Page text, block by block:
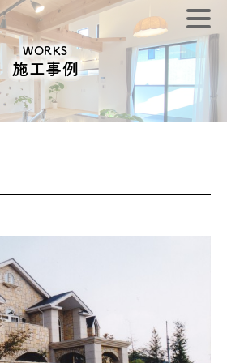
WORKS
施工事例